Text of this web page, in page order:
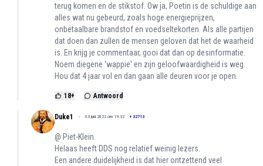
terug komen en de stikstof. Ow ja, Poetin is de schuldige aan
alles wat nu gebeurd, zoals hoge energieprijzen,
onbetaalbare brandstof en voedseltekorten. Als alle partijen
dat doen dan zullen de mensen geloven dat het de waarheid
is. En krijg je commentaar, gooi dat dan op desinformatie.
Noem diegene 'wappie' en zijn geloofwaardigheid is weg.
Hou dat 4 jaar vol en dan gaan alle deuren voor je open.
18+ Antwoord
Duke1 03 juni 2022 om 19:32 + 32713
@ Piet-Klein.
Helaas heeft DDS nog relatief weinig lezers.
Een andere duidelijkheid is dat hier ontzettend veel